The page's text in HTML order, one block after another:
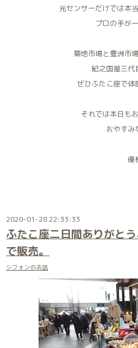
光センサーだけでは本
プロの手が
築地市場と豊洲市
紀之国屋三代
ぜひふたこ座で体
それでは本日も
おやすみ
優
2020-01-28 22:33:33
ふたこ座二日間ありがと
で販売。
シフォンのお話